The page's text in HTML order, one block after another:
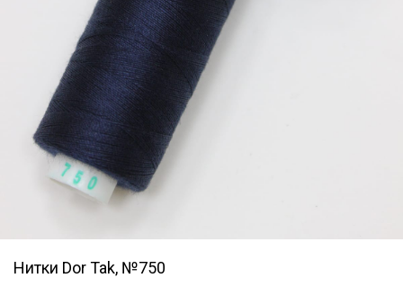
Нитки Dor Tak, №750